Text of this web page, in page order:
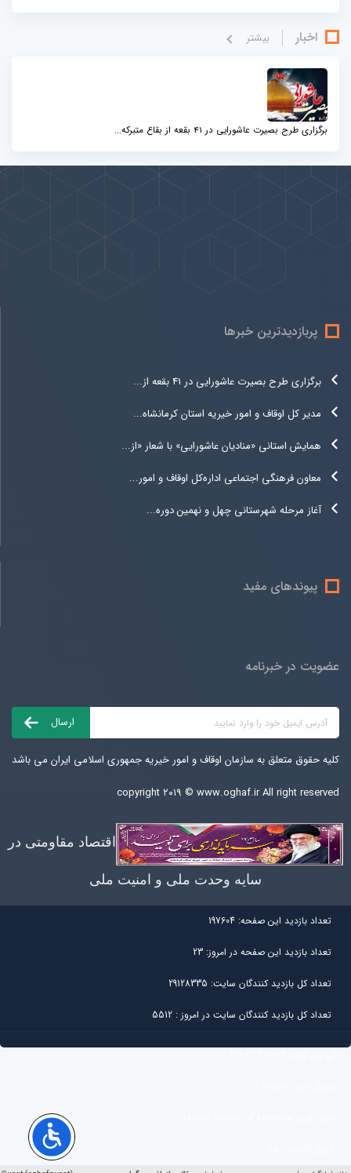
اخبار بيشتر
برگزاری طرح بصیرت عاشورایی در 41 بقعه از بقاع متبرکه...
پربازدیدترین خبرها
برگزاری طرح بصیرت عاشورایی در 41 بقعه از...
مدیر کل اوقاف و امور خیریه استان کرمانشاه...
همایش استانی «منادیان عاشورایی» با شعار «از...
معاون فرهنگی اجتماعی اداره‌کل اوقاف و امور...
آغاز مرحله شهرستانی چهل و نهمین دوره...
پیوندهای مفید
عضویت در خبرنامه
کلیه حقوق متعلق به سازمان اوقاف و امور خیریه جمهوری اسلامی ایران می باشد
copyright ۲۰۱۹ © www.oghaf.irAll right reserved
اقتصاد مقاومتی در
سایه وحدت ملی و امنیت ملی
تعداد بازديد اين صفحه: 197604
تعداد بازديد اين صفحه در امروز: 23
تعداد کل بازديد کنندگان سايت: 29128335
تعداد کل بازديد کنندگان سایت در امروز : 5512